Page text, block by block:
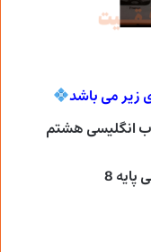
زیر می باشد
انگلیسی هشتم
8